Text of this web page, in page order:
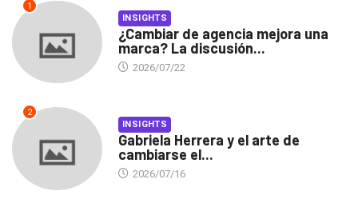
1
INSIGHTS
¿Cambiar de agencia mejora una
marca? La discusión...
2026/07/22
2
INSIGHTS
Gabriela Herrera y el arte de
cambiarse el...
2026/07/16